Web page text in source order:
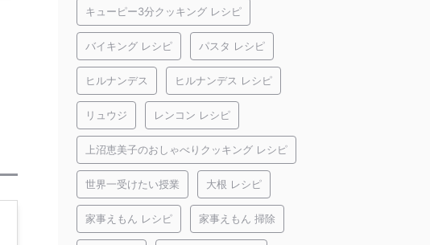
キューピー3分クッキング レシピ
バイキング レシピ パスタ レシピ
ヒルナンデス ヒルナンデス レシピ
リュウジ レンコン レシピ
上沼恵美子のおしゃべりクッキング レシピ
世界一受けたい授業 大根 レシピ
家事えもん レシピ 家事えもん 掃除